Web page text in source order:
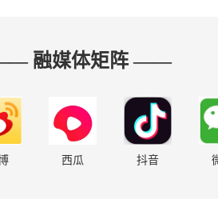
融媒体矩阵 ——
西瓜 抖音